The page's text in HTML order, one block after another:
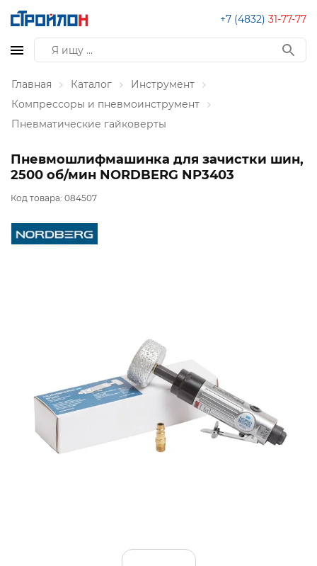
+7 (4832) 31-77-77
Главная Каталог
Инструмент
Компрессоры и пневмоинструмент
Пневматические гайковерты
Пневмошлифмашинка для зачистки шин,
2500 об/мин NORDBERG NP3403
Код товара: 084507